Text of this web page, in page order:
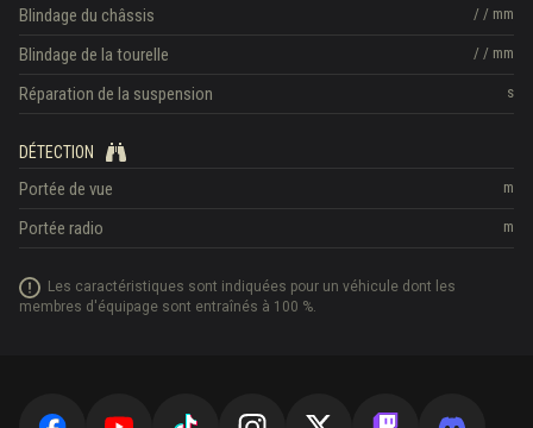
/ / mm
Blindage du châssis
/ / mm
Blindage de la tourelle
s
Réparation de la suspension
DÉTECTION
m
Portée de vue
m
Portée radio
Les caractéristiques sont indiquées pour un véhicule dont les
membres d'équipage sont entraînés à 100 %.